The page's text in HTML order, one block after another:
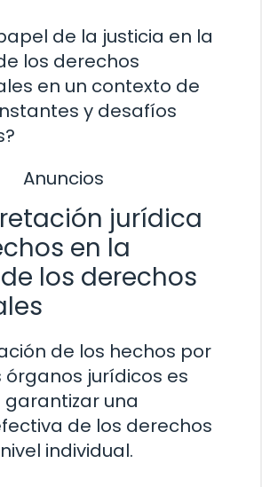
de la justicia en la
los derechos
en un contexto de
y desafíos
Anuncios
jurídica
en la
los derechos
de los hechos por
jurídicos es
una
de los derechos
individual.